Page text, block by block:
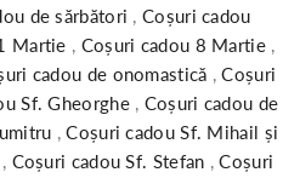
de sărbători ,Coșuri cadou
Martie , Coșuri cadou 8 Martie ,
cadou de onomastică ,Coșuri
Sf. Gheorghe , Coșuri cadou de
,Coșuri cadou Sf. Mihail și
, Coșuri cadou Sf. Stefan ,Coșuri